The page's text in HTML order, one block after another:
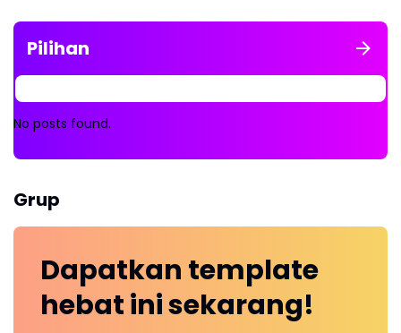
Pilihan
No posts found.
Grup
Dapatkan template
hebat inisekarang!